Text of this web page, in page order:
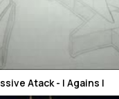
Atack - I Agains I